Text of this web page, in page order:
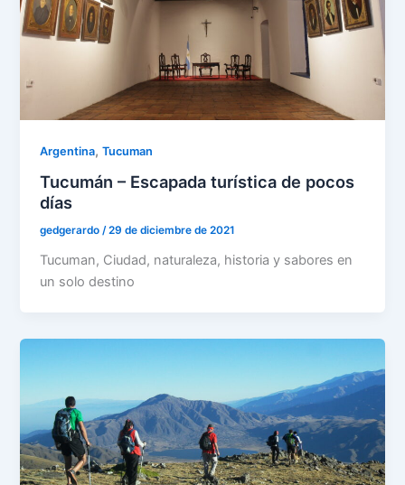
Argentina,Tucuman
Tucumán – Escapada turística de pocos
días
gedgerardo/29 de diciembre de 2021
Tucuman, Ciudad, naturaleza, historia y sabores en
un solo destino